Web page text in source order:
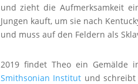
und zieht die Aufmerksamkeit
Jungen kauft, um sie nach
und muss auf den Feldern als
2019 findet Theo ein Gemälde
Smithsonian Institut und